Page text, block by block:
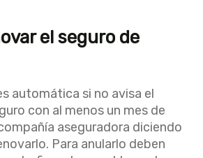
el seguro de
automática si no avisa el
con al menos un mes de
aseguradora diciendo
Para anularlo deben